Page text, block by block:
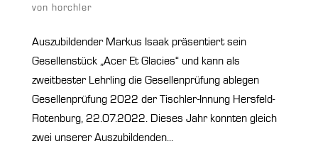
von horchler
Auszubildender Markus Isaak präsentiert sein
Gesellenstück „Acer Et Glacies“ und kann als
zweitbester Lehrling die Gesellenprüfung ablegen
Gesellenprüfung 2022 der Tischler-Innung Hersfeld-
Rotenburg, 22.07.2022. Dieses Jahr konnten gleich
zwei unserer Auszubildenden...